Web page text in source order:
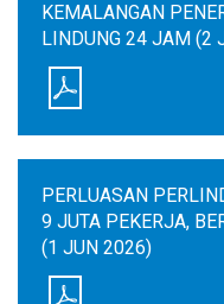
KEMALANGAN
LINDUNG 24 JAM (2
PERLUASAN
9 JUTA PEKERJA,
(1 JUN 2026)